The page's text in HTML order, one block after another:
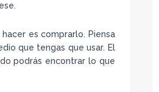
es comprarlo. Piensa
que tengas que usar. El
podrás encontrar lo que